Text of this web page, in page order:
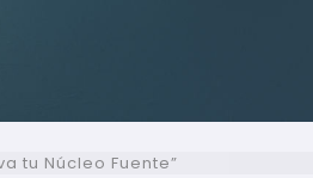
tu Núcleo Fuente”